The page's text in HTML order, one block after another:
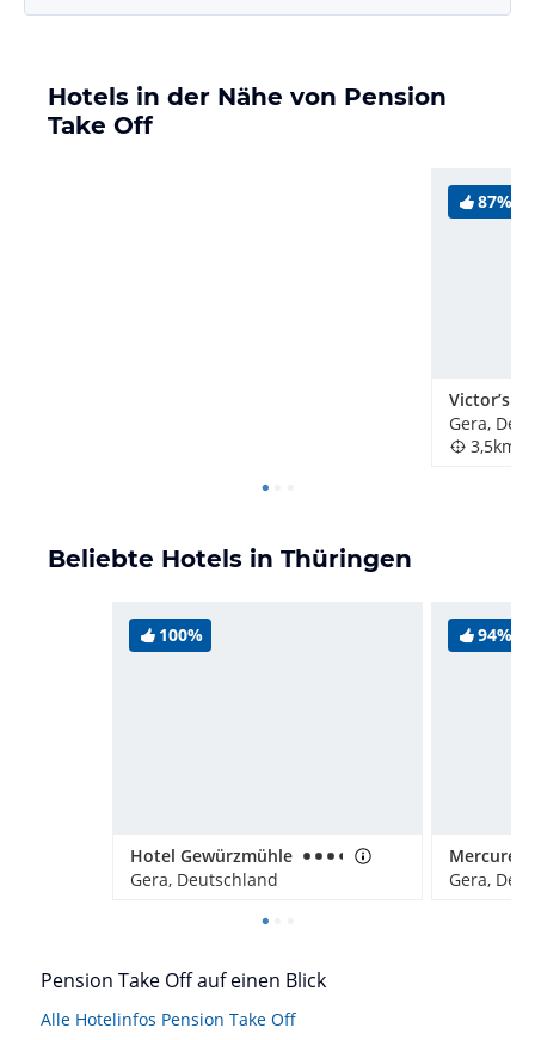
Hotels in der Nähe von Pension
Take Off
87%
Gera,
3,5km
Beliebte Hotels in Thüringen
100%
Hotel Gewürzmühle
Gera, Deutschland
94%
Gera,
Pension Take Off auf einen Blick
Alle Hotelinfos Pension Take Off